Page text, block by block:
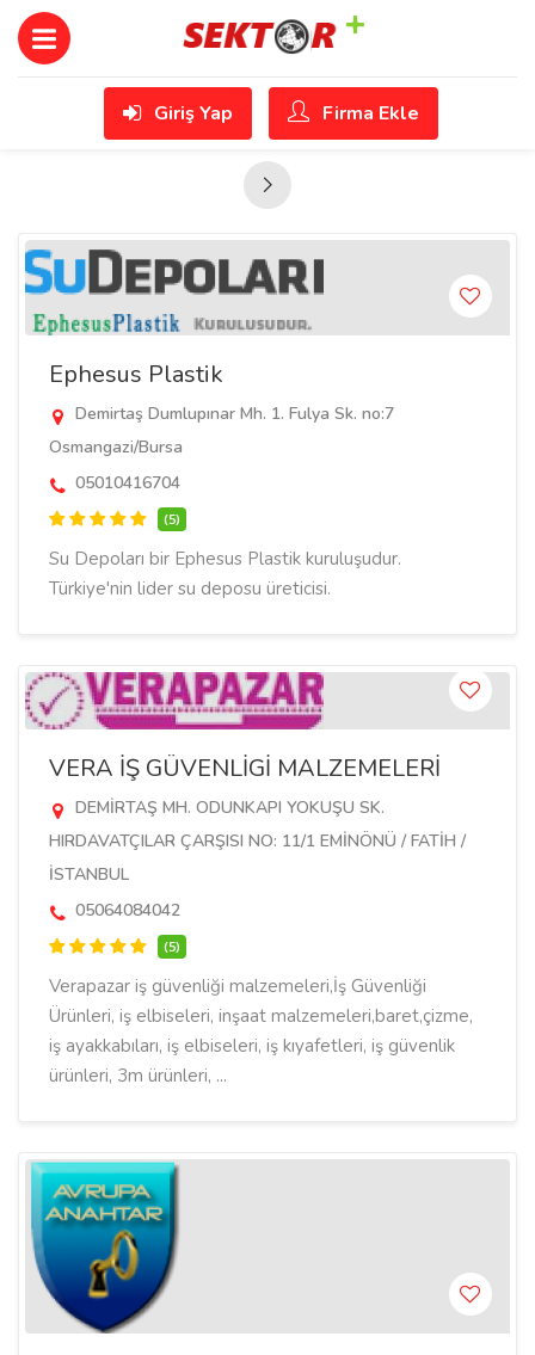
Giriş Yap Firma Ekle
Ephesus Plastik
Demirtaş Dumlupınar Mh. 1. Fulya Sk. no:7
Osmangazi/Bursa
05010416704
(5)
Su Depoları bir Ephesus Plastik kuruluşudur.
Türkiye'nin lider su deposu üreticisi.
VERA İŞ GÜVENLİGİ MALZEMELERİ
DEMİRTAŞ MH. ODUNKAPI YOKUŞU SK.
HIRDAVATÇILAR ÇARŞISI NO: 11/1 EMİNÖNÜ / FATİH /
İSTANBUL
05064084042
(5)
Verapazar iş güvenliği malzemeleri,İş Güvenliği
Ürünleri, iş elbiseleri, inşaat malzemeleri,baret,çizme,
iş ayakkabıları, iş elbiseleri, iş kıyafetleri, iş güvenlik
ürünleri, 3m ürünleri, ...